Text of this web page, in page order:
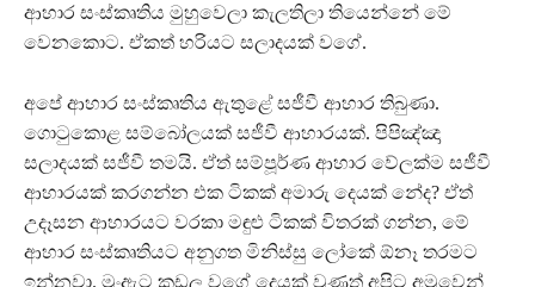
ආහාර සංස්කෘතිය මුහුවෙලා කැලතිලා තියෙන්නේ මේ
වෙනකොට. ඒකත් හරියට සලාදයක් වගේ.
අපේ ආහාර සංස්කෘතිය ඇතුළේ සජීවී ආහාර තිබුණා.
ගොටුකොළ සම්බෝලයක් සජීවී ආහාරයක්. පිපිඤ්ඤා
සලාදයක් සජීවී තමයි. ඒත් සම්පූර්ණ ආහාර වේලක්ම සජීවී
ආහාරයක් කරගන්න එක ටිකක් අමාරු දෙයක් නේද? ඒත්
උදෑසන ආහාරයට වරකා මඳුළු ටිකක් විතරක් ගන්න, මේ
ආහාර සංස්කෘතියට අනුගත මිනිස්සු ලෝකේ ඕනෑ තරමට
ඉන්නවා. මුංඇට කඩල වගේ දෙයක් වුණත් අපිට අමුවෙන්